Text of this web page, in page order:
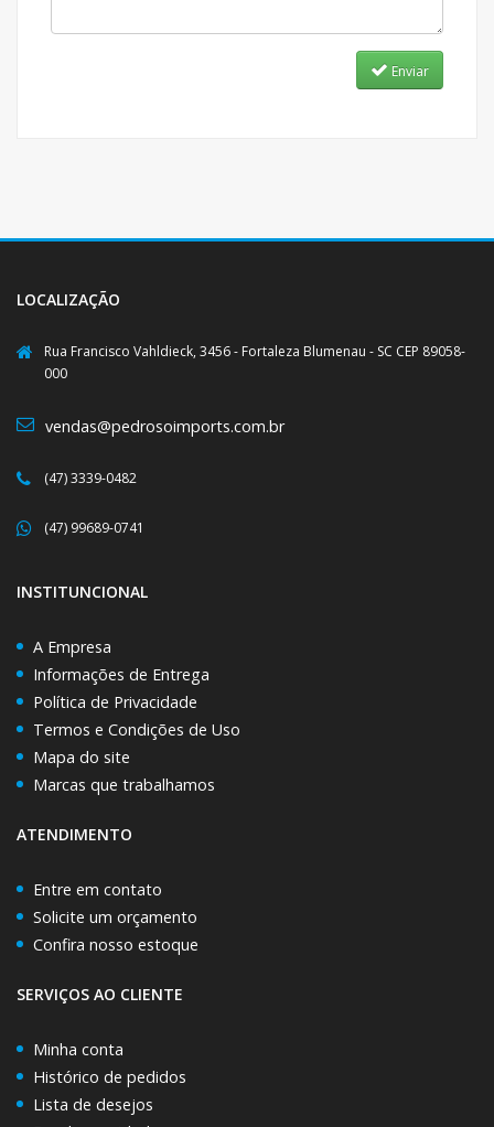
Enviar
LOCALIZAÇÃO
Rua Francisco Vahldieck, 3456 - Fortaleza Blumenau - SC CEP 89058-
000
vendas@pedrosoimports.com.br
(47) 3339-0482
(47) 99689-0741
INSTITUNCIONAL
A Empresa
Informações de Entrega
Política de Privacidade
Termos e Condições de Uso
Mapa do site
Marcas que trabalhamos
ATENDIMENTO
Entre em contato
Solicite um orçamento
Confira nosso estoque
SERVIÇOS AO CLIENTE
Minha conta
Histórico de pedidos
Lista de desejos